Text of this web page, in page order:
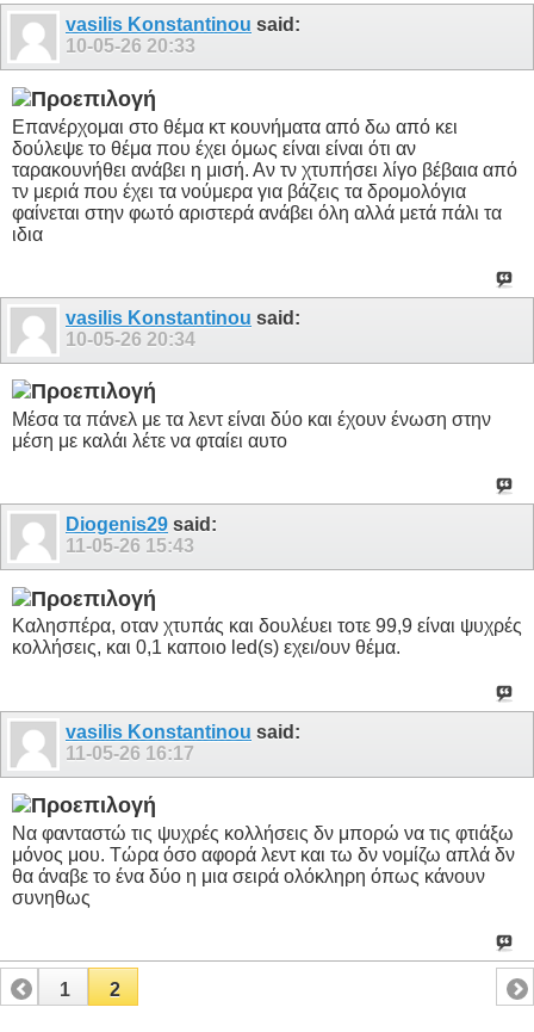
vasilis Konstantinou said:
10-05-26 20:33
Επανέρχομαι στο θέμα κτ κουνήματα από δω από κει
δούλεψε το θέμα που έχει όμως είναι είναι ότι αν
ταρακουνήθει ανάβει η μισή. Αν τν χτυπήσει λίγο βέβαια από
τν μεριά που έχει τα νούμερα για βάζεις τα δρομολόγια
φαίνεται στην φωτό αριστερά ανάβει όλη αλλά μετά πάλι τα
ιδια
vasilis Konstantinou said:
10-05-26 20:34
Μέσα τα πάνελ με τα λεντ είναι δύο και έχουν ένωση στην
μέση με καλάι λέτε να φταίει αυτο
Diogenis29 said:
11-05-26 15:43
Καλησπέρα, οταν χτυπάς και δουλέυει τοτε 99,9 είναι ψυχρές
κολλήσεις, και 0,1 καποιο led(s) εχει/ουν θέμα.
vasilis Konstantinou said:
11-05-26 16:17
Να φανταστώ τις ψυχρές κολλήσεις δν μπορώ να τις φτιάξω
μόνος μου. Τώρα όσο αφορά λεντ και τω δν νομίζω απλά δν
θα άναβε το ένα δύο η μια σειρά ολόκληρη όπως κάνουν
συνηθως
1 2